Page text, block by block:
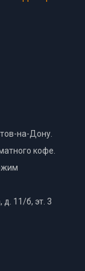
на-Дону.
кофе.
11/б, эт. 3